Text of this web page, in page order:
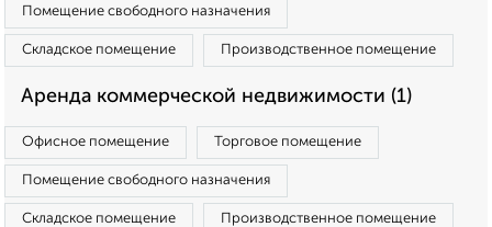
Помещение свободного назначения
Складское помещение Производственное помещение
Аренда коммерческой недвижимости (1)
Офисное помещение Торговое помещение
Помещение свободного назначения
Складское помещение Производственное помещение